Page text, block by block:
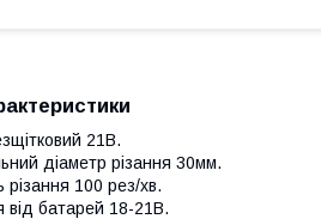
21В.
діаметр різання 30мм.
різання 100 рез/хв.
батарей 18-21В.